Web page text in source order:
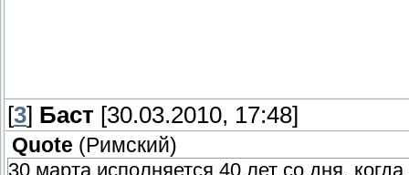
[3] Баст [30.03.2010, 17:48]
Quote ( Римский)
30 марта исполняется 40 лет со дня,